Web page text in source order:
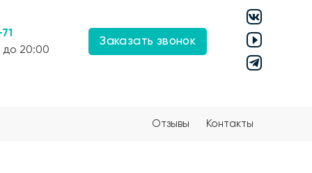
до 20:00
Заказать звонок
Отзывы Контакты